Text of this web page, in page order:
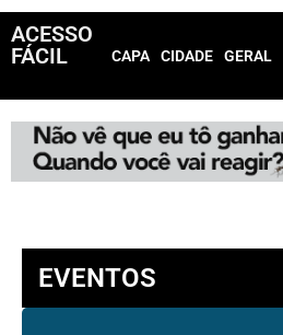
ACESSO
FÁCIL
CAPA CIDADE GERAL
EVENTOS